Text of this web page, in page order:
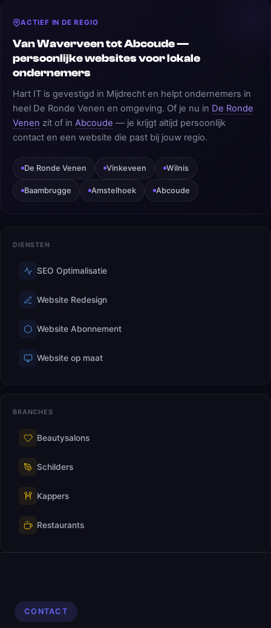
ACTIEF IN DE REGIO
Van Waverveen tot Abcoude —
persoonlijke websites voor lokale
ondernemers
Hart IT is gevestigd in Mijdrecht en helpt ondernemers in
heel De Ronde Venen en omgeving. Of je nu in De Ronde
Venen zit of in Abcoude — je krijgt altijd persoonlijk
contact en een website die past bij jouw regio.
De Ronde Venen Vinkeveen Wilnis
Baambrugge Amstelhoek Abcoude
DIENSTEN
SEO Optimalisatie
Website Redesign
Website Abonnement
Website op maat
BRANCHES
Beautysalons
Schilders
Kappers
Restaurants
CONTACT